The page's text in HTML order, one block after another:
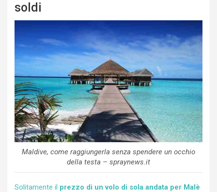
soldi
Maldive, come raggiungerla senza spendere un occhio
della testa – spraynews.it
Solitamente il prezzo di un volo di sola andata per Malè